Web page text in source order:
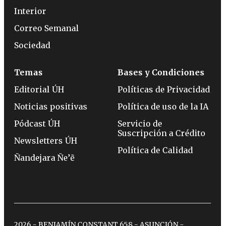
Interior
Correo Semanal
Sociedad
Temas
Editorial ÚH
Noticias positivas
Pódcast ÚH
Newsletters ÚH
Ñandejara Ñe’ẽ
Bases y Condiciones
Políticas de Privacidad
Política de uso de la IA
Servicio de
Suscripción a Crédito
Política de Calidad